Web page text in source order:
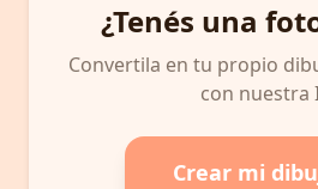
¿Tenés una
Convertila en tu propio
con nuestra
Crear mi